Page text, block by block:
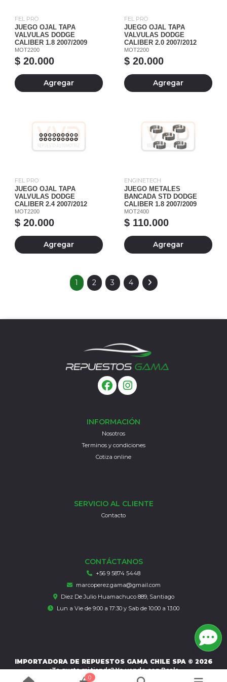
FEL PRO
JUEGO OJAL TAPA
VALVULAS DODGE
CALIBER 1.8 2007/2009
MOT2200
$ 20.000
Agregar
FEL PRO
JUEGO OJAL TAPA
VALVULAS DODGE
CALIBER 2.0 2007/2012
MOT2200
$ 20.000
Agregar
FEL PRO
JUEGO OJAL TAPA
VALVULAS DODGE
CALIBER 2.4 2007/2012
MOT2200
$ 20.000
Agregar
ENGINETECH
JUEGO METALES
BANCADA STD DODGE
CALIBER 1.8 2007/2009
MOT2400
$ 110.000
Agregar
1 2 3 4
INFORMACIÓN
Nosotros
Terminos y condiciones
Cotiza online
SERVICIO AL CLIENTE
Contacto
CONTÁCTANOS
+56 9 5874 5448
marcoperez.gama@gmail.com
Diez De Julio Huamachuco 889, Santiago
Lun a Vie de 9:00 a 17:30 y Sab de 10:00 a 13:00
IMPORTADORA DE REPUESTOS GAMA CHILE SPA © 2026
¿Te gusta mi tienda? Yo vendo conBsale
0